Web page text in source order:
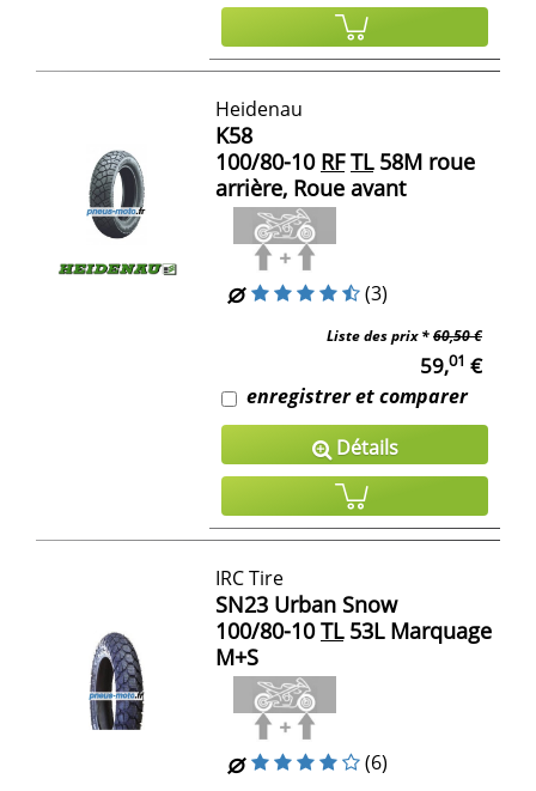
Heidenau
K58
100/80-10 RF TL58M roue
arrière, Roue avant
(3)
Liste des prix *60,50 €
59,01 €
enregistrer et comparer
Détails
IRC Tire
SN23 Urban Snow
100/80-10 TL53L Marquage
M+S
(6)